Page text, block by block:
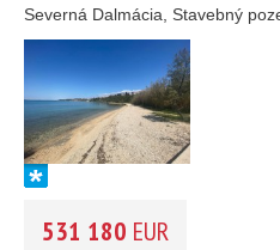
Severná Dalmácia, Stavebný
531 180 EUR